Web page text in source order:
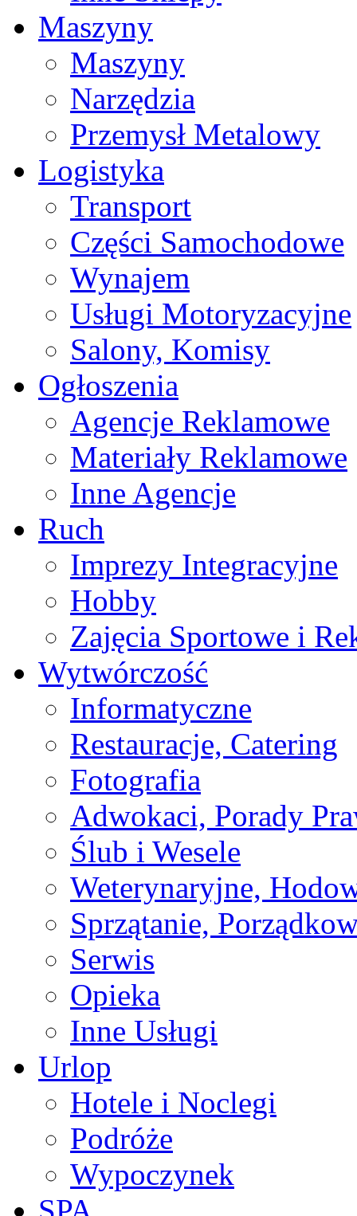
Maszyny
Maszyny
Narzędzia
Przemysł Metalowy
Logistyka
Transport
Części Samochodowe
Wynajem
Usługi Motoryzacyjne
Salony, Komisy
Ogłoszenia
Agencje Reklamowe
Materiały Reklamowe
Inne Agencje
Ruch
Imprezy Integracyjne
Hobby
Zajęcia Sportowe i
Wytwórczość
Informatyczne
Restauracje, Catering
Fotografia
Adwokaci, Porady
Ślub i Wesele
Weterynaryjne,
Sprzątanie,
Serwis
Opieka
Inne Usługi
Urlop
Hotele i Noclegi
Podróże
Wypoczynek